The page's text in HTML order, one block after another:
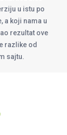
u istu po
a koji nama u
rezultat ove
razlike od
sajtu.